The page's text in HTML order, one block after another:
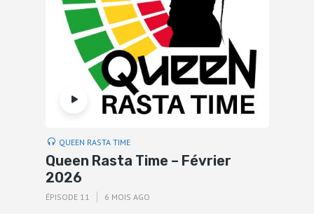
QUEEN RASTA TIME
Queen Rasta Time – Février
2026
ÉPISODE 11 6 MOIS AGO